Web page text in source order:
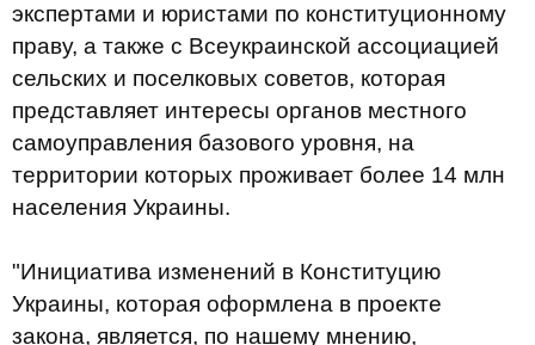
экспертами и юристами по конституционному
праву, а также с Всеукраинской ассоциацией
сельских и поселковых советов, которая
представляет интересы органов местного
самоуправления базового уровня, на
территории которых проживает более 14 млн
населения Украины.
"Инициатива изменений в Конституцию
Украины, которая оформлена в проекте
закона, является, по нашему мнению,